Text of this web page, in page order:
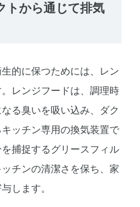
トから通じて排気
的に保つためには、レン
レンジフードは、調理時
る臭いを吸い込み、ダク
ッチン専用の換気装置で
捕捉するグリースフィル
チンの清潔さを保ち、家
します。